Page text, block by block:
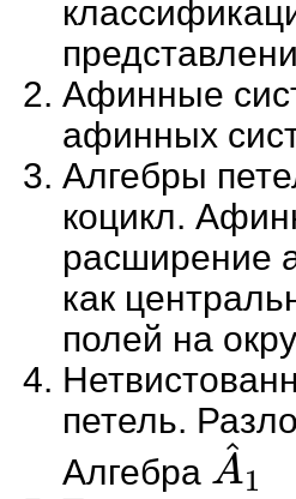
Афинные
афинных
Алгебры
коцикл.
расширение
как
полей на
петель.
Алгебра A
^ 1
A^1